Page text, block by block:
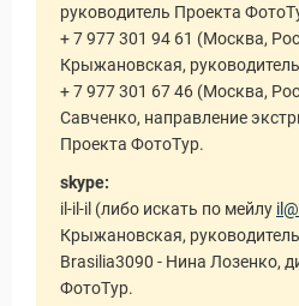
руководитель Проекта
+ 7 977 301 94 61 (Москва,
Крыжановская,
+ 7 977 301 67 46 (Москва,
Савченко, направление
Проекта ФотоТур.
skype:
il-il-il (либо искать по мейлу
Крыжановская,
Brasilia3090 - Нина Лозенко,
ФотоТур.